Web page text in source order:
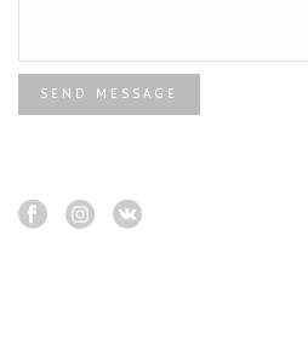
SEND MESSAGE